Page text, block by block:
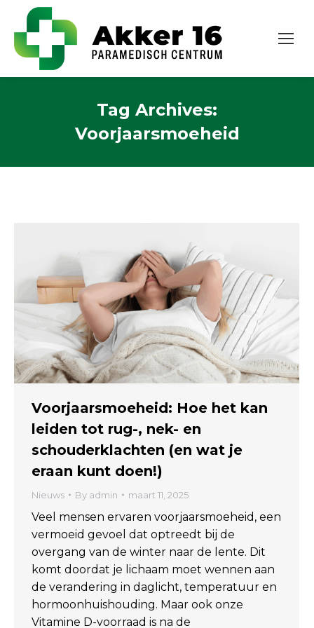
Tag Archives:
Voorjaarsmoeheid
Voorjaarsmoeheid: Hoe het kan
leiden tot rug-, nek- en
schouderklachten (en wat je
eraan kunt doen!)
Nieuws By admin maart 11, 2025
Veel mensen ervaren voorjaarsmoeheid, een
vermoeid gevoel dat optreedt bij de
overgang van de winter naar de lente. Dit
komt doordat je lichaam moet wennen aan
de verandering in daglicht, temperatuur en
hormoonhuishouding. Maar ook onze
Vitamine D-voorraad is na de